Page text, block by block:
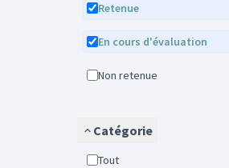
Retenue
En cours d'évaluation
Non retenue
Catégorie
Tout